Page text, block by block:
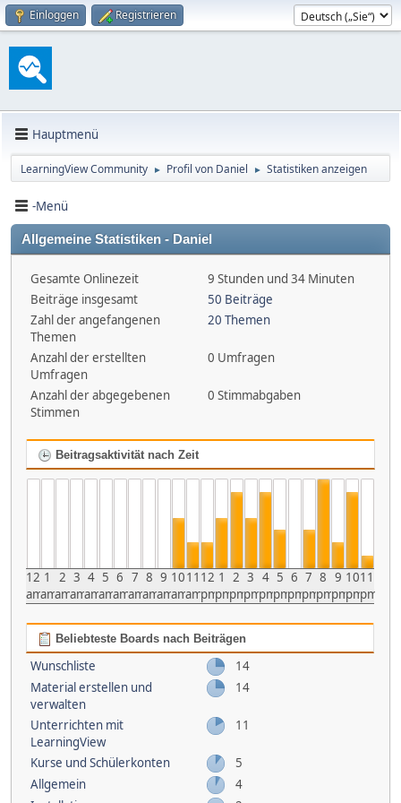
Einloggen Registrieren
Hauptmenü
LearningView Community ► Profil von Daniel ► Statistiken anzeigen
-Menü
Allgemeine Statistiken - Daniel
Gesamte Onlinezeit
9 Stunden und 34 Minuten
Beiträge insgesamt
50 Beiträge
Zahl der angefangenen
Themen
20 Themen
Anzahl der erstellten
Umfragen
0 Umfragen
Anzahl der abgegebenen
Stimmen
0 Stimmabgaben
Beitragsaktivität nach Zeit
12
am
1
am
2
am
3
am
4
am
5
am
6
am
7
am
8
am
9
am
10
am
11
am
12
pm
1
pm
2
pm
3
pm
4
pm
5
pm
6
pm
7
pm
8
pm
9
pm
10
pm
11
pm
Beliebteste Boards nach Beiträgen
Wunschliste
14
Material erstellen und
verwalten
14
Unterrichten mit
LearningView
11
Kurse und Schülerkonten
5
Allgemein
4